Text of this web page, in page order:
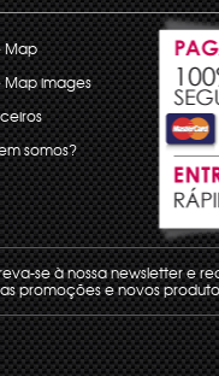
Map
Map images
somos?
se à nossa newsletter e
promoções e novos